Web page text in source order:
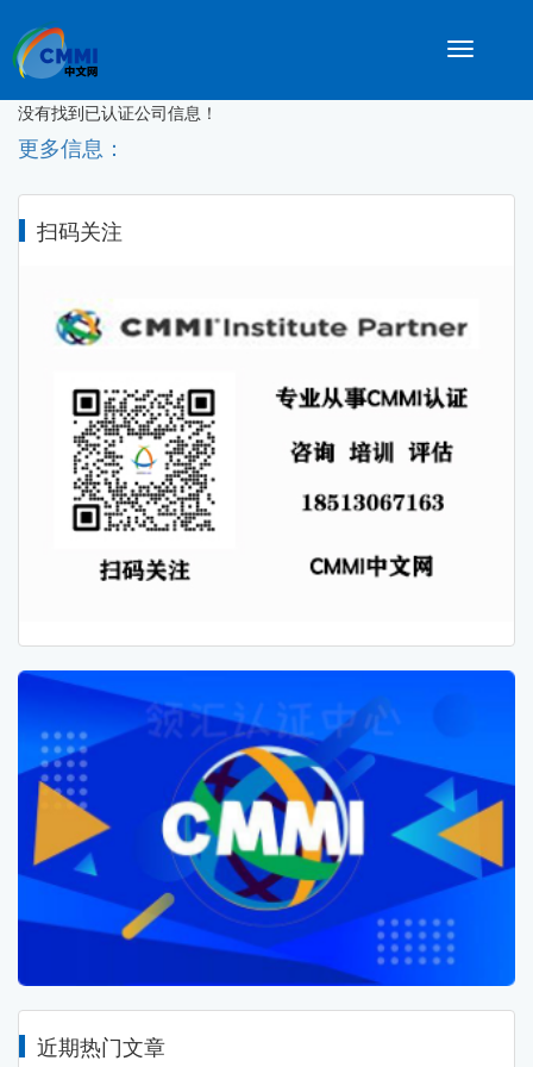
Toggle
没有找到已认证公司信息！
更多信息：
扫码关注
近期热门文章